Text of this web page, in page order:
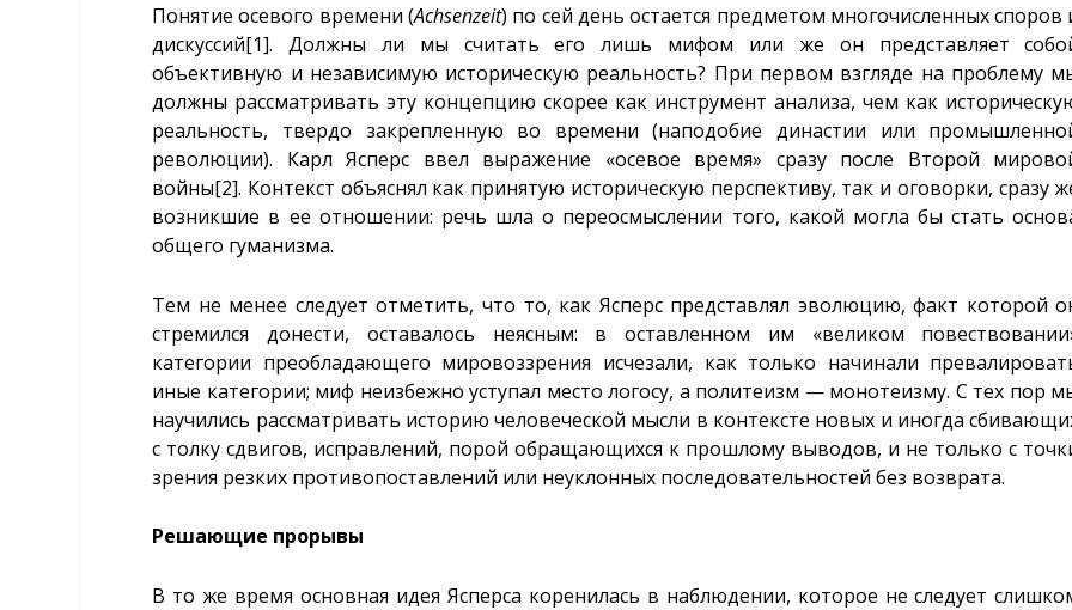
Понятие осевого времени (Achsenzeit) по сей день остается предметом многочисленных споров
дискуссий[1]. Должны ли мы считать его лишь мифом или же он представляет
объективную и независимую историческую реальность? При первом взгляде на проблему
должны рассматривать эту концепцию скорее как инструмент анализа, чем как
реальность, твердо закрепленную во времени (наподобие династии или
революции). Карл Ясперс ввел выражение «осевое время» сразу после Второй
войны[2]. Контекст объяснял как принятую историческую перспективу, так и оговорки, сразу
возникшие в ее отношении: речь шла о переосмыслении того, какой могла бы стать
общего гуманизма.
Тем не менее следует отметить, что то, как Ясперс представлял эволюцию, факт которой
стремился донести, оставалось неясным: в оставленном им «великом
категории преобладающего мировоззрения исчезали, как только начинали
иные категории; миф неизбежно уступал место логосу, а политеизм — монотеизму. С тех пор
научились рассматривать историю человеческой мысли в контексте новых и иногда
с толку сдвигов, исправлений, порой обращающихся к прошлому выводов, и не только с
зрения резких противопоставлений или неуклонных последовательностей без возврата.
Решающие прорывы
В то же время основная идея Ясперса коренилась в наблюдении, которое не следует